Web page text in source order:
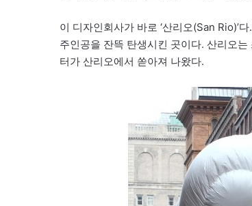
이 디자인회사가 바로 ‘산리오(San Rio)’
주인공을 잔뜩 탄생시킨 곳이다. 산리오
터가 산리오에서 쏟아져 나왔다.